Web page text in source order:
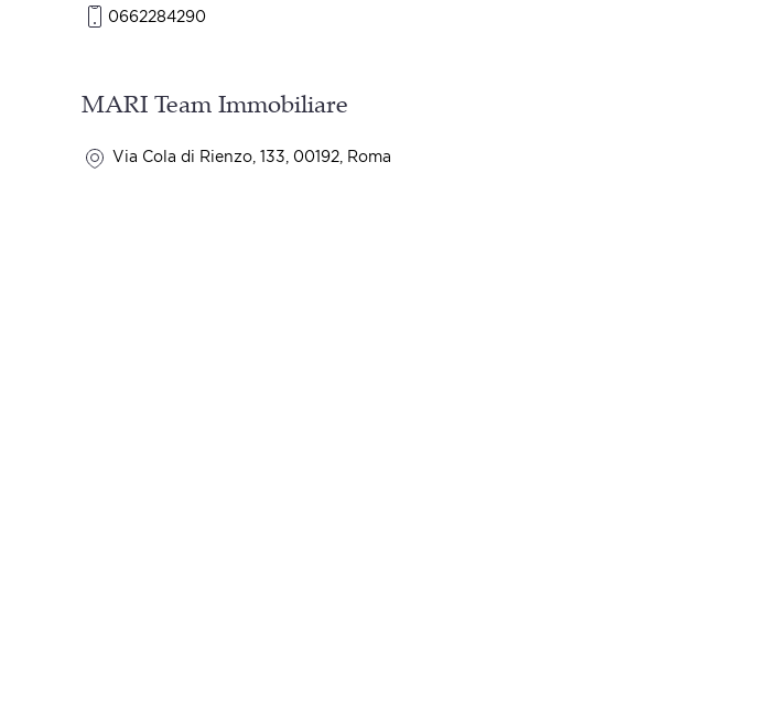
0662284290
MARI Team Immobiliare
Via Cola di Rienzo, 133, 00192, Roma